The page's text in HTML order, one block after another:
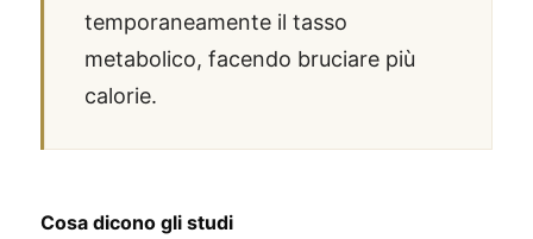
temporaneamente il tasso
metabolico, facendo bruciare più
calorie.
Cosa dicono gli studi